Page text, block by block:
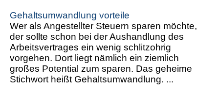
Gehaltsumwandlung vorteile
Wer als Angestellter Steuern sparen möchte,
der sollte schon bei der Aushandlung des
Arbeitsvertrages ein wenig schlitzohrig
vorgehen. Dort liegt nämlich ein ziemlich
großes Potential zum sparen. Das geheime
Stichwort heißt Gehaltsumwandlung. ...